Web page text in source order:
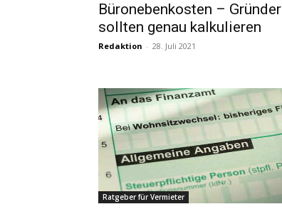
Büronebenkosten – Gründer
sollten genau kalkulieren
Redaktion - 28. Juli 2021
Ratgeber für Vermieter